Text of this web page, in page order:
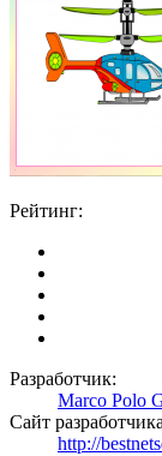
Рейтинг:
Разработчик:
Marco Polo
Сайт
http://